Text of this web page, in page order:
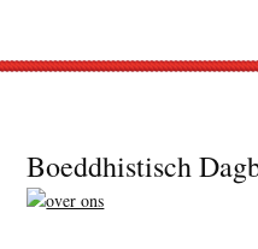
Footer
Boeddhistisch